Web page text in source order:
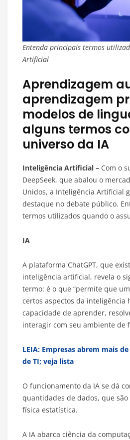
Entenda principais termos
Artificial
Aprendizagem
aprendizagem
modelos de
alguns termos
universo da IA
Inteligência Artificial – Com o
DeepSeek, que abalou o
Unidos, a Inteligência Artificial
destaque no debate público.
termos utilizados quando o
IA
A plataforma ChatGPT, que
inteligência artificial, revela o
termo: é o que “permite que
certos aspectos da inteligência
capacidade de aprender,
interagir com seu ambiente de
LEIA: Empresas abrem mais
de TI; veja lista
O funcionamento da IA se dá
quantidades de dados, que
física estatística.
A IA abarca ciência da